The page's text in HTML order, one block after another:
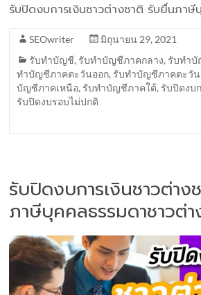
รับปิดงบการเงินชาวต่างชาติ รับยื่นภาษีบุ
SEOwriter
มิถุนายน 29, 2021
รับทำบัญชี, รับทำบัญชีภาคกลาง, รับทำ
ทำบัญชีภาคตะวันออก, รับทำบัญชีภาคตะวัน
บัญชีภาคเหนือ, รับทำบัญชีภาคใต้, รับปิดงบ
รับปิดงบรอบไม่ปกติ
รับปิดงบการเงินชาวต่าง
ภาษีบุคคลธรรมดาชาวต่